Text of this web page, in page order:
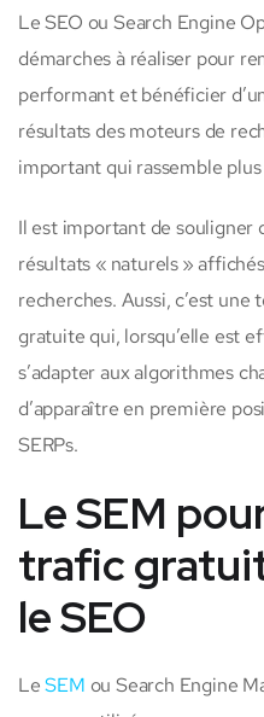
Le SEO ou Search Engine
démarches à réaliser pour
performant et bénéficier
résultats des moteurs de
important qui rassemble
Il est important de souligner
résultats « naturels »
recherches. Aussi, c’est
gratuite qui, lorsqu’elle est
s’adapter aux algorithmes
d’apparaître en première
SERPs.
Le SEM
trafic
le SEO
LeSEM ou Search Engine